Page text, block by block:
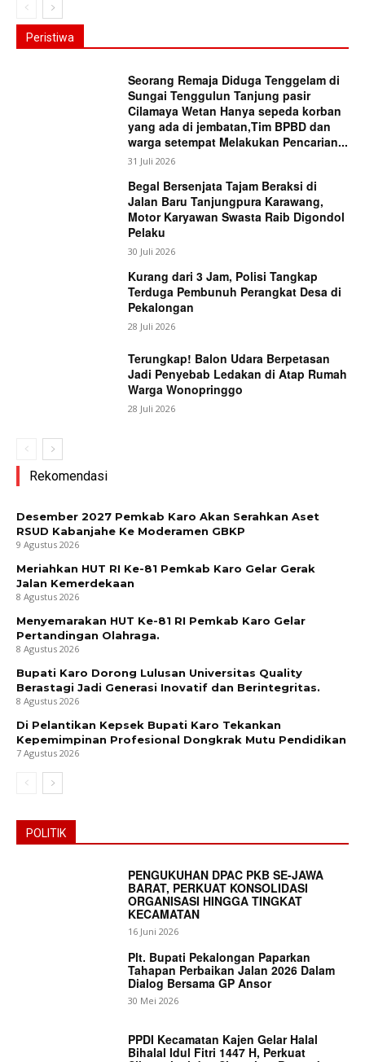
News Week
Peristiwa
Seorang Remaja Diduga Tenggelam di
Sungai Tenggulun Tanjung pasir
Cilamaya Wetan Hanya sepeda korban
yang ada di jembatan,Tim BPBD dan
warga setempat Melakukan Pencarian...
31 Juli 2026
Begal Bersenjata Tajam Beraksi di
Jalan Baru Tanjungpura Karawang,
Motor Karyawan Swasta Raib Digondol
Pelaku
30 Juli 2026
Kurang dari 3 Jam, Polisi Tangkap
Terduga Pembunuh Perangkat Desa di
Pekalongan
28 Juli 2026
Terungkap! Balon Udara Berpetasan
Jadi Penyebab Ledakan di Atap Rumah
Warga Wonopringgo
28 Juli 2026
Rekomendasi
Desember 2027 Pemkab Karo Akan Serahkan Aset
RSUD Kabanjahe Ke Moderamen GBKP
9 Agustus 2026
Meriahkan HUT RI Ke-81 Pemkab Karo Gelar Gerak
Jalan Kemerdekaan
8 Agustus 2026
Menyemarakan HUT Ke-81 RI Pemkab Karo Gelar
Pertandingan Olahraga.
8 Agustus 2026
Bupati Karo Dorong Lulusan Universitas Quality
Berastagi Jadi Generasi Inovatif dan Berintegritas.
8 Agustus 2026
Di Pelantikan Kepsek Bupati Karo Tekankan
Kepemimpinan Profesional Dongkrak Mutu Pendidikan
7 Agustus 2026
POLITIK
PENGUKUHAN DPAC PKB SE-JAWA
BARAT, PERKUAT KONSOLIDASI
ORGANISASI HINGGA TINGKAT
KECAMATAN
16 Juni 2026
Plt. Bupati Pekalongan Paparkan
Tahapan Perbaikan Jalan 2026 Dalam
Dialog Bersama GP Ansor
30 Mei 2026
PPDI Kecamatan Kajen Gelar Halal
Bihalal Idul Fitri 1447 H, Perkuat